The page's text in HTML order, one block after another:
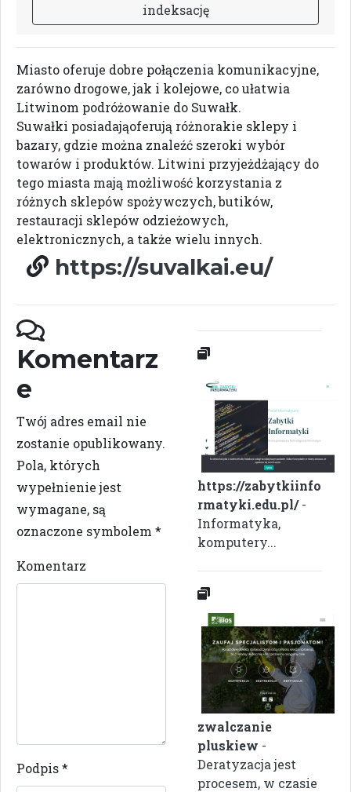
indeksację
Miasto oferuje dobre połączenia komunikacyjne,
zarówno drogowe, jak i kolejowe, co ułatwia
Litwinom podróżowanie do Suwałk.
Suwałki posiadająoferują różnorakie sklepy i
bazary, gdzie można znaleźć szeroki wybór
towarów i produktów. Litwini przyjeżdżający do
tego miasta mają możliwość korzystania z
różnych sklepów spożywczych, butików,
restauracji sklepów odzieżowych,
elektronicznych, a także wielu innych.
https://suvalkai.eu/
Komentarz
e
Twój adres email nie
zostanie opublikowany.
Pola, których
wypełnienie jest
wymagane, są
oznaczone symbolem *
Komentarz
Podpis*
https://zabytkiinfo
rmatyki.edu.pl/-
Informatyka,
komputery...
zwalczanie
pluskiew -
Deratyzacja jest
procesem, w czasie